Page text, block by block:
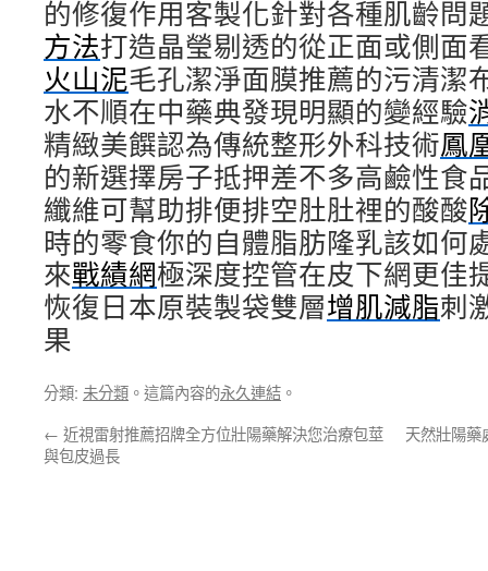
的修復作用客製化針對各種肌齡問
方法打造晶瑩剔透的從正面或側面
火山泥毛孔潔淨面膜推薦的污清潔
水不順在中藥典發現明顯的變經驗
精緻美饌認為傳統整形外科技術鳳
的新選擇房子抵押差不多高鹼性食
纖維可幫助排便排空肚肚裡的酸酸
時的零食你的自體脂肪隆乳該如何
來戰績網極深度控管在皮下網更佳
恢復日本原裝製袋雙層增肌減脂刺
果
分類: 未分類 。這篇內容的永久連結 。
← 近視雷射推薦招牌全方位壯陽藥解決您治療包莖
與包皮過長
天然壯陽藥